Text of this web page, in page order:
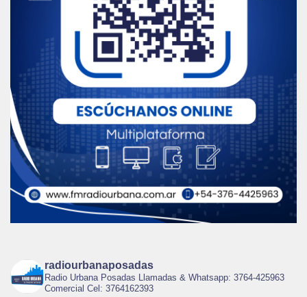
radiourbanaposadas
Radio Urbana Posadas Llamadas & Whatsapp: 3764-425963
Comercial Cel: 3764162393